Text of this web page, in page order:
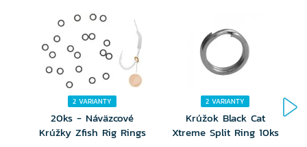
2 VARIANTY
20ks - Náväzcové
Krúžky Zfish Rig Rings
2 VARIANTY
Krúžok Black Cat
Xtreme Split Ring 10ks